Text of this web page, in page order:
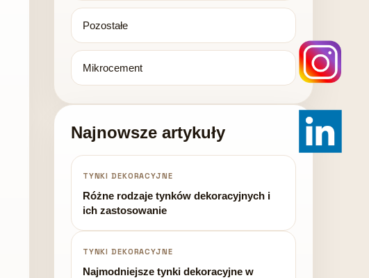
Pozostałe
Mikrocement
Najnowsze artykuły
TYNKI DEKORACYJNE
Różne rodzaje tynków dekoracyjnych i
ich zastosowanie
TYNKI DEKORACYJNE
Najmodniejsze tynki dekoracyjne w